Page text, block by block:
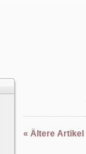
« Ältere Artikel